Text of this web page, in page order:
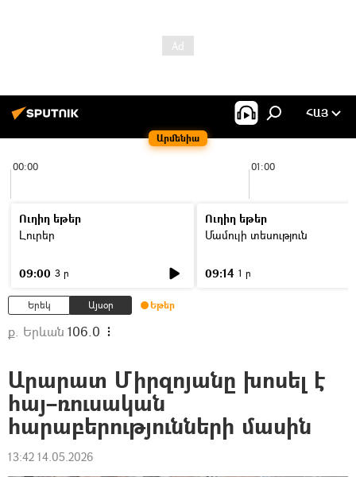
Արմենիա
ՀԱՅ
00:00 01:00
Ուղիղ եթեր
Լուրեր
09:00 3 ր
Ուղիղ եթեր
Մամուլի տեսություն
09:14 1 ր
Երեկ Այսօր Եթեր
ք. Երևան 106.0
Արարատ Միրզոյանը խոսել է
հայ–ռուսական
հարաբերությունների մասին
13:42 14.05.2026